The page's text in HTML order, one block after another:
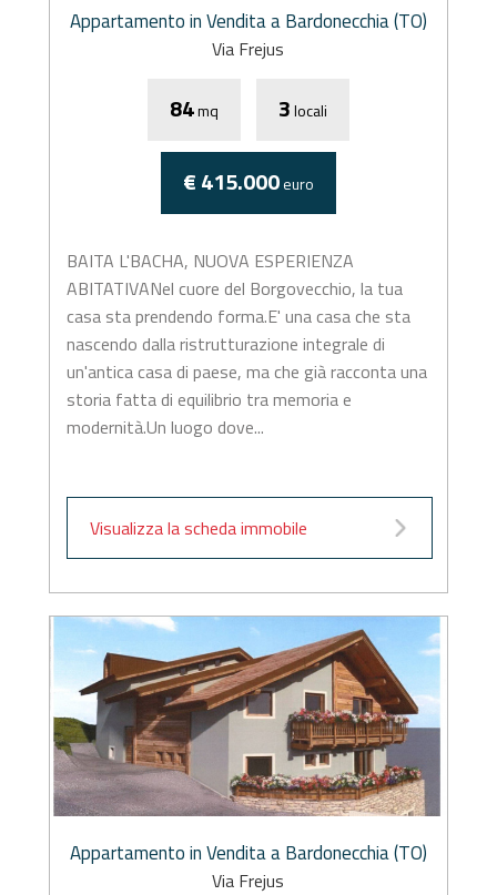
Appartamento in Vendita a Bardonecchia (TO)
Via Frejus
84mq 3locali
€ 415.000euro
BAITA L'BACHA, NUOVA ESPERIENZA
ABITATIVANel cuore del Borgovecchio, la tua
casa sta prendendo forma.E' una casa che sta
nascendo dalla ristrutturazione integrale di
un'antica casa di paese, ma che già racconta una
storia fatta di equilibrio tra memoria e
modernità.Un luogo dove...
Visualizza la scheda immobile
Appartamento in Vendita a Bardonecchia (TO)
Via Frejus